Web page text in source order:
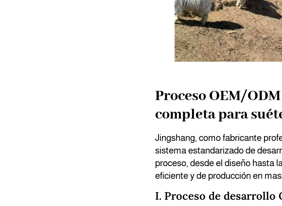
Proceso OEM/
completa para
Jingshang, como fabricante
sistema estandarizado de
proceso, desde el diseño hasta
eficiente y de producción en
I. Proceso de desarrollo